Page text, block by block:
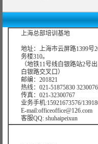
上海总部培训基地
地址：上海市云屏路1399号
务楼310。
（地铁11号线白银路站2号
白银路交叉口）
邮编：201821
热线：021-51875830
传真：021-32300767
业务手机:15921673576/
E-mail:officeoffice@126.com
客服QQ: shuhaipeixun